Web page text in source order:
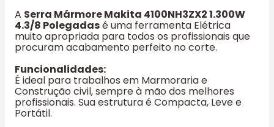
A Serra Mármore Makita 4100NH3ZX2 1.300W
4.3/8 Polegadasé uma ferramenta Elétrica
muito apropriada para todos os profissionais que
procuram acabamento perfeito no corte.
Funcionalidades:
É ideal para trabalhos em Marmoraria e
Construção civil, sempre à mão dos melhores
profissionais. Sua estrutura é Compacta, Leve e
Portátil.